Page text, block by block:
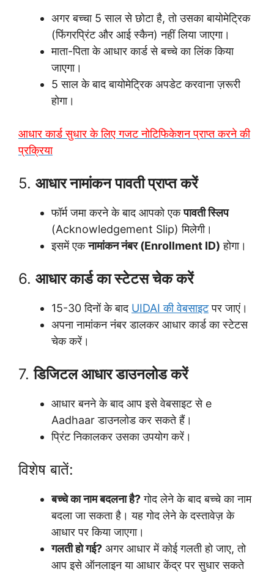
अगर बच्चा 5 साल से छोटा है, तो उसका बायोमेट्रिक
(फिंगरप्रिंट और आई स्कैन) नहीं लिया जाएगा।
माता-पिता के आधार कार्ड से बच्चे का लिंक किया
जाएगा।
5 साल के बाद बायोमेट्रिक अपडेट करवाना ज़रूरी
होगा।
आधार कार्ड सुधार के लिए गजट नोटिफिकेशन प्राप्त करने की
प्रक्रिया
5. आधार नामांकन पावती प्राप्त करें
फॉर्म जमा करने के बाद आपको एकपावती स्लिप
(Acknowledgement Slip) मिलेगी।
इसमें एकनामांकन नंबर (Enrollment ID) होगा।
6. आधार कार्ड का स्टेटस चेक करें
15-30 दिनों के बाद UIDAI की वेबसाइटपर जाएं।
अपना नामांकन नंबर डालकर आधार कार्ड का स्टेटस
चेक करें।
7.डिजिटल आधार डाउनलोड करें
आधार बनने के बाद आप इसे वेबसाइट से e
Aadhaar डाउनलोड कर सकते हैं।
प्रिंट निकालकर उसका उपयोग करें।
विशेष बातें:
बच्चे का नाम बदलना है?गोद लेने के बाद बच्चे का नाम
बदला जा सकता है। यह गोद लेने के दस्तावेज़ के
आधार पर किया जाएगा।
गलती हो गई? अगर आधार में कोई गलती हो जाए, तो
आप इसे ऑनलाइन या आधार केंद्र पर सुधार सकते